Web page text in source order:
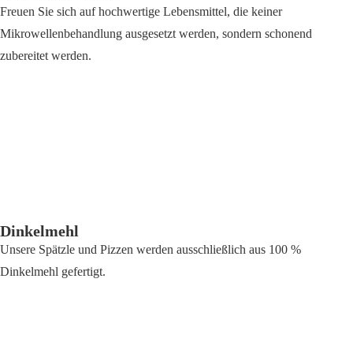
Freuen Sie sich auf hochwertige Lebensmittel, die keiner
Mikrowellenbehandlung ausgesetzt werden, sondern schonend
zubereitet werden.
Dinkelmehl
Unsere Spätzle und Pizzen werden ausschließlich aus 100 %
Dinkelmehl gefertigt.